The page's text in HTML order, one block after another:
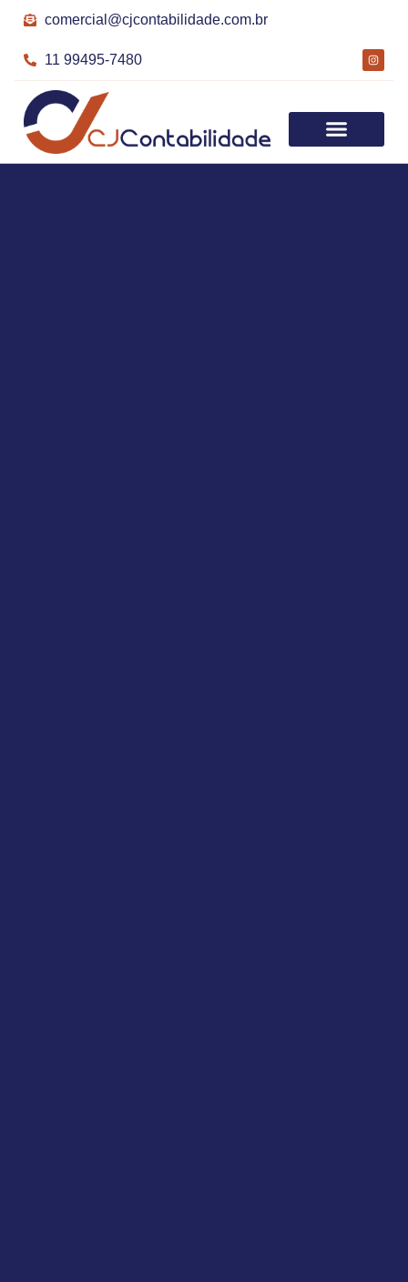
comercial@cjcontabilidade.com.br
11 99495-7480